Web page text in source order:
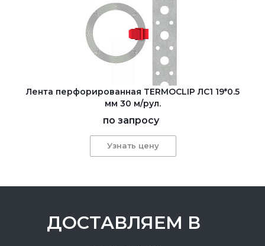
Лента перфорированная TERMOCLIP ЛС1 19*0.5
мм 30 м/рул.
по запросу
Узнать цену
ДОСТАВЛЯЕМ В